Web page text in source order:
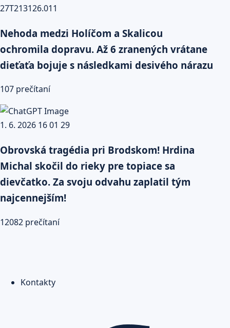
Nehoda medzi Holíčom a Skalicou
ochromila dopravu. Až 6 zranených vrátane
dieťaťa bojuje s následkami desivého nárazu
107 prečítaní
Obrovská tragédia pri Brodskom! Hrdina
Michal skočil do rieky pre topiace sa
dievčatko. Za svoju odvahu zaplatil tým
najcennejším!
12082 prečítaní
Kontakty